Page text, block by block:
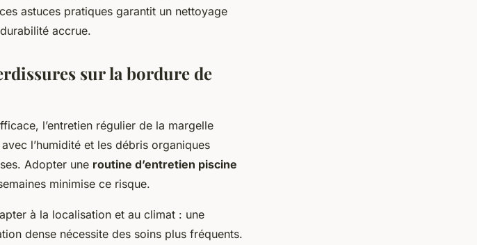
astuces pratiques garantit un nettoyage
accrue.
sur la bordure de
l’entretien régulier de la margelle
l’humidité et les débris organiques
Adopter une routine d’entretien piscine
minimise ce risque.
à la localisation et au climat : une
dense nécessite des soins plus fréquents.